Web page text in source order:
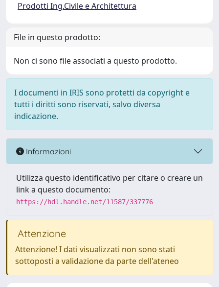
Prodotti Ing.Civile e Architettura
File in questo prodotto:
Non ci sono file associati a questo prodotto.
I documenti in IRIS sono protetti da copyright e
tutti i diritti sono riservati, salvo diversa
indicazione.
Informazioni
Utilizza questo identificativo per citare o creare un
link a questo documento:
https://hdl.handle.net/11587/337776
Attenzione
Attenzione! I dati visualizzati non sono stati
sottoposti a validazione da parte dell'ateneo